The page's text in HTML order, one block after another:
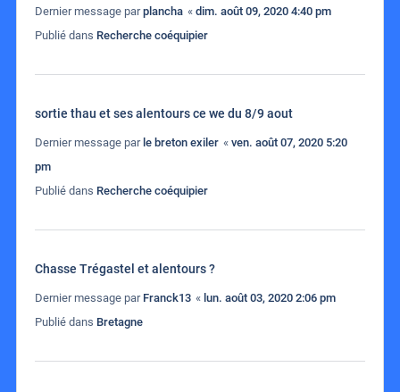
Dernier message parplancha « dim. août 09, 2020 4:40 pm
Publié dans Recherche coéquipier
sortie thau et ses alentours ce we du 8/9 aout
Dernier message par le breton exiler « ven. août 07, 2020 5:20
pm
Publié dans Recherche coéquipier
Chasse Trégastel et alentours ?
Dernier message par Franck13 « lun. août 03, 2020 2:06 pm
Publié dans Bretagne